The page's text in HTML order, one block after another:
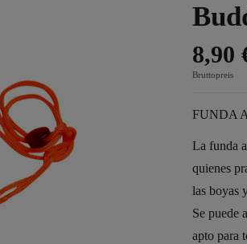
8,90
Bruttopreis
FUNDA
La funda
quienes
las boyas
Se puede
apto para